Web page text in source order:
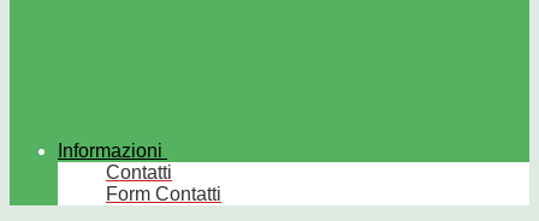
Informazioni
Contatti
Form Contatti